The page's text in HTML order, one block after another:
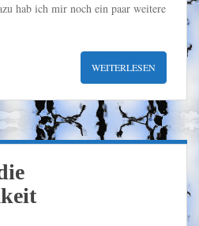
hab ich mir noch ein paar weitere
WEITERLESEN